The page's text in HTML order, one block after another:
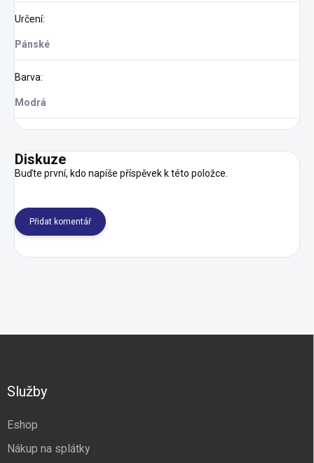
Určení:
Pánské
Barva:
Modrá
Diskuze
Buďte první, kdo napíše příspěvek k této položce.
Přidat komentář
Služby
Eshop
Nákup na splátky